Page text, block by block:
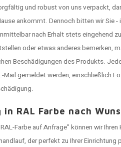
und robust von uns verpackt,
ankommt. Dennoch bitten wir Sie
nach Erhalt stets eingehend
oder etwas anderes bemerken,
Beschädigungen des Produkts.
Mail gemeldet werden, einschließlich
RAL Farbe nach
Farbe auf Anfrage" können wir
der perfekt zu Ihrer Einrichtung